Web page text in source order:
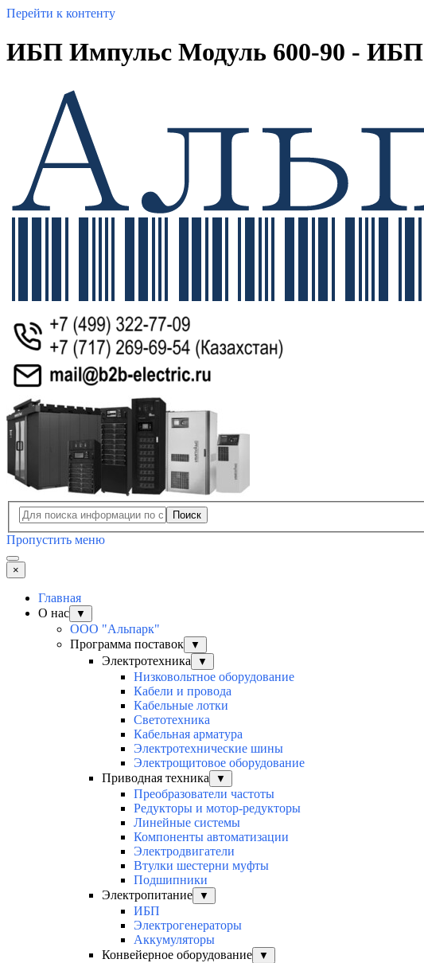
Перейти к контенту
ИБП Импульс Модуль 600-90 - ИБП
Поиск
Пропустить меню
×
Главная
О нас
▼
ООО "Альпарк"
Программа поставок
▼
Электротехника ▼
Низковольтное оборудование
Кабели и провода
Кабельные лотки
Светотехника
Кабельная арматура
Электротехнические шины
Электрощитовое оборудование
Приводная техника
▼
Преобразователи частоты
Редукторы и мотор-редукторы
Линейные системы
Компоненты автоматизации
Электродвигатели
Втулки шестерни муфты
Подшипники
Электропитание
▼
ИБП
Электрогенераторы
Аккумуляторы
Конвейерное оборудование
▼